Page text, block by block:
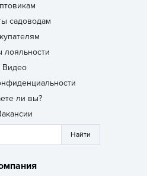
садоводам
лояльности
Видео
ли вы?